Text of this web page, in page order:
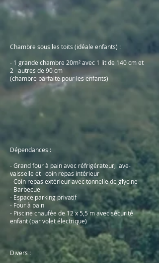
Chambre sous les toits (idéale enfants) :
- 1 grande chambre 20m² avec 1 lit de 140 cm et
2 autres de 90 cm
(chambre parfaite pour les enfants)
Dépendances :
- Grand four à pain avec réfrigérateur, lave-
vaisselle et coin repas intérieur
- Coin repas extérieur avec tonnelle de glycine
- Barbecue
- Espace parking privatif
- Four à pain
- Piscine chaufée de 12 x 5,5 m avec sécurité
enfant (par volet électrique)
Divers :